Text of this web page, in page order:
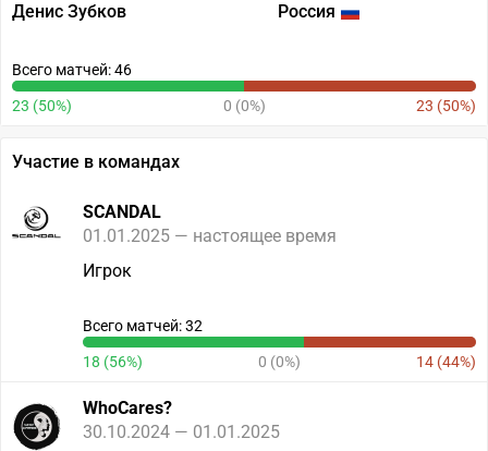
Денис Зубков
Россия
Всего матчей: 46
23 (50%) 0 (0%) 23 (50%)
Участие в командах
SCANDAL
01.01.2025 — настоящее время
Игрок
Всего матчей: 32
18 (56%) 0 (0%) 14 (44%)
WhoCares?
30.10.2024 — 01.01.2025